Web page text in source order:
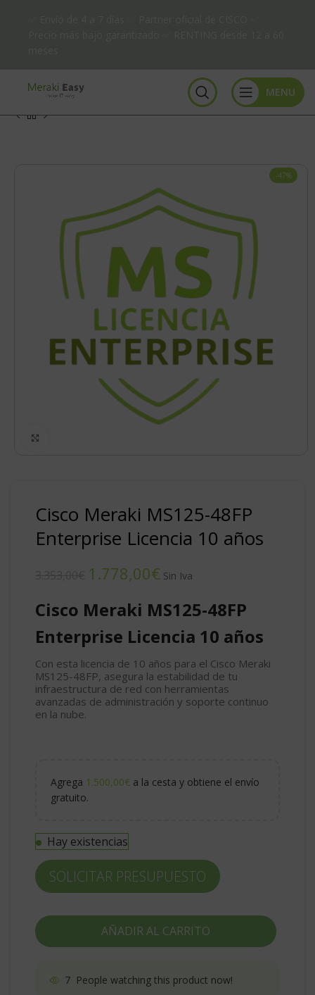
MENU
-47%
Cisco Meraki MS125-48FP
Enterprise Licencia 10 años
1.778,00€
Cisco Meraki MS125-48FP
Enterprise Licencia 10 años
Con esta licencia de 10 años para el Cisco Meraki
MS125-48FP, asegura la estabilidad de tu
infraestructura de red con herramientas
avanzadas de administración y soporte continuo
en la nube.
Agrega 1.500,00€ a la cesta y obtiene el envío
gratuito.
Hay existencias
AÑADIR AL CARRITO
SOLICITAR PRESUPUESTO
7 People watching this product now!